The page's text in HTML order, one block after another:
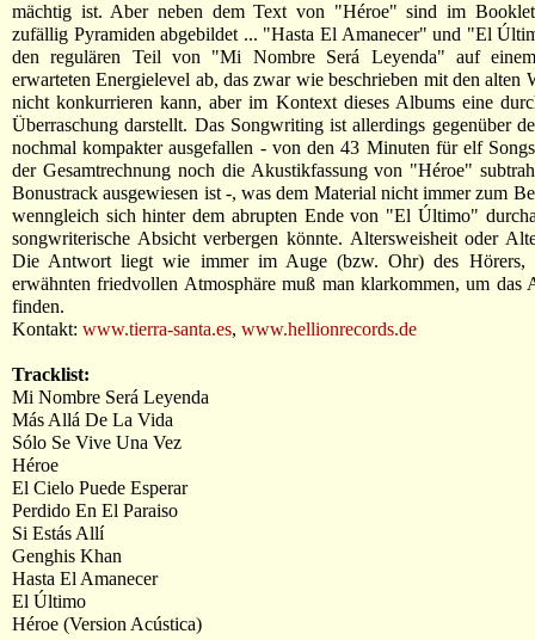
mächtig ist. Aber neben dem Text von "Héroe" sind im
zufällig Pyramiden abgebildet ... "Hasta El Amanecer" und "El
den regulären Teil von "Mi Nombre Será Leyenda" auf
erwarteten Energielevel ab, das zwar wie beschrieben mit den alten
nicht konkurrieren kann, aber im Kontext dieses Albums eine
Überraschung darstellt. Das Songwriting ist allerdings gegenüber
nochmal kompakter ausgefallen - von den 43 Minuten für elf
der Gesamtrechnung noch die Akustikfassung von "Héroe"
Bonustrack ausgewiesen ist -, was dem Material nicht immer zum
wenngleich sich hinter dem abrupten Ende von "El Último"
songwriterische Absicht verbergen könnte. Altersweisheit oder
Die Antwort liegt wie immer im Auge (bzw. Ohr) des Hörers,
erwähnten friedvollen Atmosphäre muß man klarkommen, um das
finden.
Kontakt: www.tierra-santa.es, www.hellionrecords.de
Tracklist:
Mi Nombre Será Leyenda
Más Allá De La Vida
Sólo Se Vive Una Vez
Héroe
El Cielo Puede Esperar
Perdido En El Paraiso
Si Estás Allí
Genghis Khan
Hasta El Amanecer
El Último
Héroe (Version Acústica)